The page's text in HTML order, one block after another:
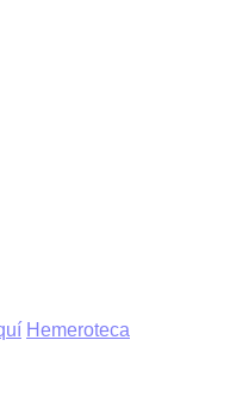
Hemeroteca